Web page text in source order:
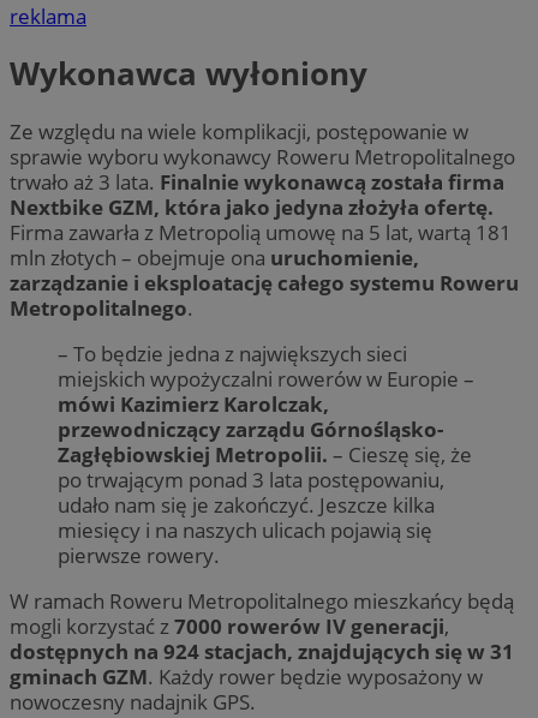
reklama
Wykonawca wyłoniony
Ze względu na wiele komplikacji, postępowanie w
sprawie wyboru wykonawcy Roweru Metropolitalnego
trwało aż 3 lata. Finalnie wykonawcą została firma
Nextbike GZM, która jako jedyna złożyła ofertę.
Firma zawarła z Metropolią umowę na 5 lat, wartą 181
mln złotych – obejmuje ona uruchomienie,
zarządzanie i eksploatację całego systemu Roweru
Metropolitalnego.
– To będzie jedna z największych sieci
miejskich wypożyczalni rowerów w Europie –
mówi Kazimierz Karolczak,
przewodniczący zarządu Górnośląsko-
Zagłębiowskiej Metropolii. – Cieszę się, że
po trwającym ponad 3 lata postępowaniu,
udało nam się je zakończyć. Jeszcze kilka
miesięcy i na naszych ulicach pojawią się
pierwsze rowery.
W ramach Roweru Metropolitalnego mieszkańcy będą
mogli korzystać z7000 rowerów IV generacji,
dostępnych na 924 stacjach, znajdujących się w 31
gminach GZM. Każdy rower będzie wyposażony w
nowoczesny nadajnik GPS.